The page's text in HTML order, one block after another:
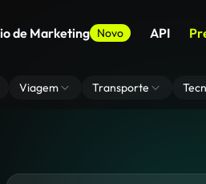
de Marketing Novo API
Viagem Transporte